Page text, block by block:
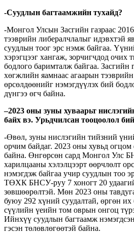
-Суудлын багтаамжийн тухайд?
-Монгол Улсын Засгийн газраас
тээврийн либералчлалыг
суудлын тоог эрс нэмж байгаа.
хэрэгцээг хангаж, зорчигчдод очих
бодлого баримталж байгаа. Засгийн
хөгжлийн яамнаас агаарын
өрсөлдөөнийг нэмэгдүүлэх бий
дүнгээ өгч байна.
–2023 оны зуны хуваарьт
байх вэ. Урьдчилсан тооцоолол
-Өвөл, зуны нислэгийн тийзний
орчим байдаг. 2023 оны хувьд огцом
байна. Өнгөрсөн сард Монгол Улс
харилцааны хэлэлцээрт өөрчлөлт
нэмэгдэж байгаа учир суудлын тоо
ТӨХК БНСУ-руу 7 хоногт 20
зөвшөөрөлтэй. Мөн 2023 оны
буюу 292 хүний суудалтай, өргөн их
сүүлийн үеийн том оврын онгоц
Ийнхүү суудлын багтаамж
гэсэн төлөвлөгөөтэй байна.